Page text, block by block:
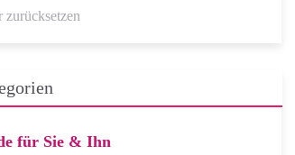
zurücksetzen
für Sie & Ihn